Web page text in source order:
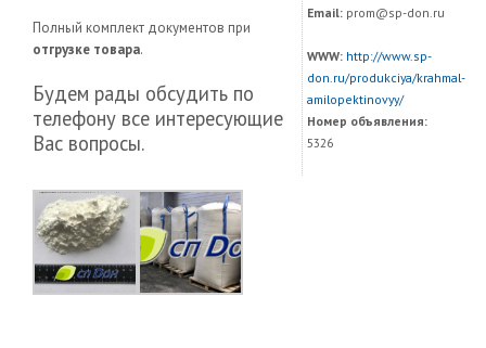
Полный комплект документов при
отгрузке товара.
Будем рады обсудить по
телефону все интересующие
Вас вопросы.
Email:prom@sp-don.ru
WWW: http://www.sp-
don.ru/produkciya/krahmal-
amilopektinovyy/
Номер объявления:
5326